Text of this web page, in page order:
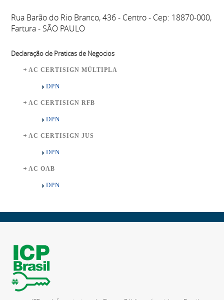
Rua Barão do Rio Branco, 436 - Centro - Cep: 18870-000,
Fartura - SÃO PAULO
Declaração de Praticas de Negocios
AC CERTISIGN MÚLTIPLA
DPN
AC CERTISIGN RFB
DPN
AC CERTISIGN JUS
DPN
AC OAB
DPN